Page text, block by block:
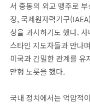
서 중동의 외교 맹주로
장, 국제원자력기구
상을 과시하기도 했다.
스타인 지도자들과 만나
미국과 긴밀한 관계를 유
맏형 노릇을 했다.
국내 정치에서는 억압적